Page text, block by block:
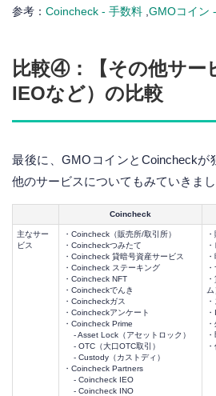
参考： Coincheck - 手数料 GMOコイン
比較④：【その他サー
IEOなど）の比較
最後に、GMOコインとCoincheckが
他のサービスについてもみていきまし
Coincheck
主なサー
ビス
・Coincheck（販売所/取引所）
・Coincheckつみたて
・Coincheck 貸暗号資産サービス
・Coincheck ステーキング
・Coincheck NFT
・Coincheckでんき
・Coincheckガス
・Coincheckアンケート
・Coincheck Prime
- Asset Lock（アセットロック）
- OTC（大口OTC取引）
- Custody（カストディ）
・Coincheck Partners
- Coincheck IEO
- Coincheck INO
ム